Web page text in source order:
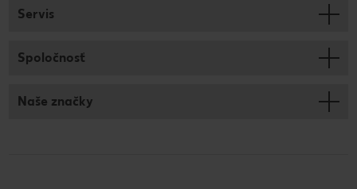
Servis
Spoločnosť
Naše značky